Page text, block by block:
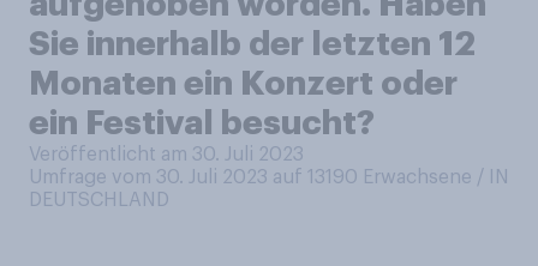
Sie innerhalb der letzten 12
Monaten ein Konzert oder
ein Festival besucht?
Veröffentlicht am 30. Juli 2023
Umfrage vom 30. Juli 2023 auf 13190 Erwachsene / IN
DEUTSCHLAND